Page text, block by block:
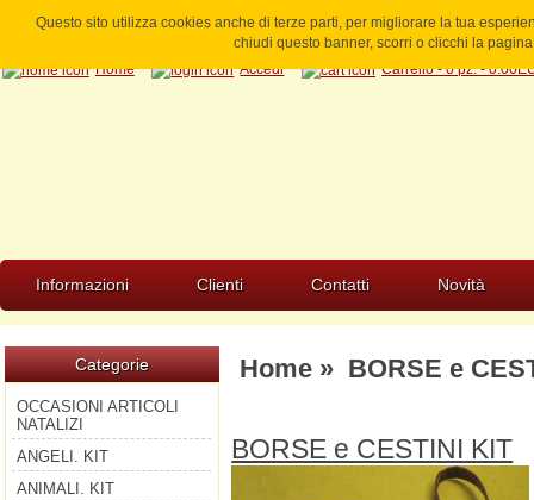
Questo sito utilizza cookies anche di terze parti, per migliorare la tua
chiudi questo banner, scorri o clicchi la
Home
Accedi Carrello - 0 pz. -
Informazioni Clienti Contatti Novità
Categorie
OCCASIONI ARTICOLI
NATALIZI
ANGELI. KIT
ANIMALI. KIT
Home» BORSE e
BORSE e CESTINI KIT